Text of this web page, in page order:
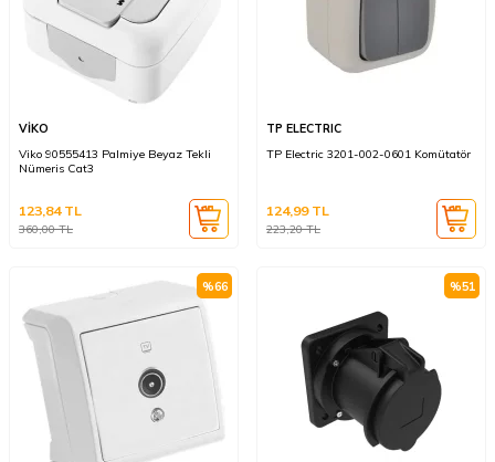
VİKO
Viko 90555413 Palmiye Beyaz Tekli
Nümeris Cat3
360,00TL
123,84TL
TP ELECTRIC
TP Electric 3201-002-0601 Komütatör
223,20TL
124,99TL
%66 %51